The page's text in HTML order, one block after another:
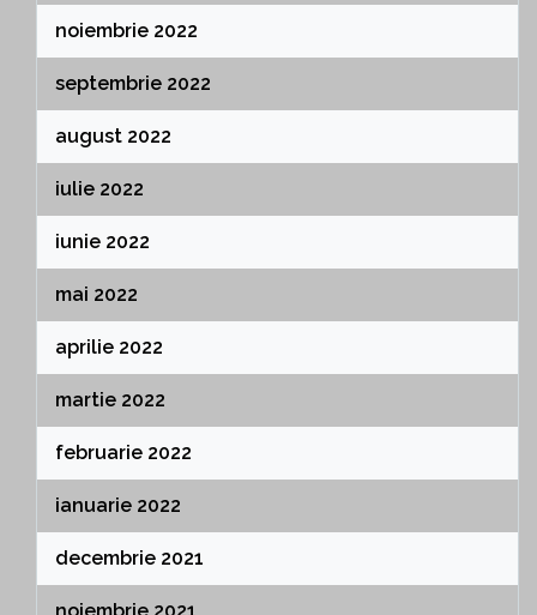
noiembrie 2022
septembrie 2022
august 2022
iulie 2022
iunie 2022
mai 2022
aprilie 2022
martie 2022
februarie 2022
ianuarie 2022
decembrie 2021